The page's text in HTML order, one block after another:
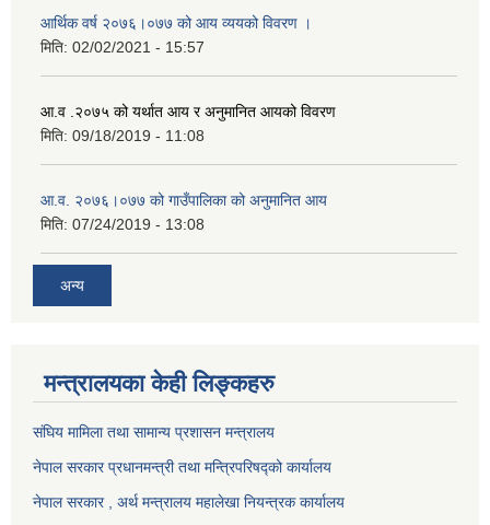
आर्थिक वर्ष २०७६।०७७ को आय व्ययको विवरण ।
मिति: 02/02/2021 - 15:57
आ.व .२०७५ को यर्थात आय र अनुमानित आयको विवरण
मिति: 09/18/2019 - 11:08
आ.व. २०७६।०७७ को गाउँपालिका को अनुमानित आय
मिति: 07/24/2019 - 13:08
अन्य
मन्त्रालयका केही लिङ्कहरु
संघिय मामिला तथा सामान्य प्रशासन मन्त्रालय
नेपाल सरकार प्रधानमन्त्री तथा मन्त्रिपरिषद्को कार्यालय
नेपाल सरकार , अर्थ मन्त्रालय महालेखा नियन्त्रक कार्यालय